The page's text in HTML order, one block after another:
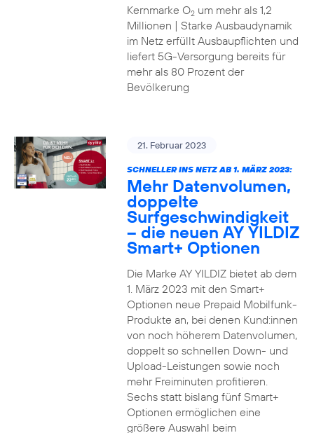
Kernmarke O2um mehr als 1,2
Millionen | Starke Ausbaudynamik
im Netz erfüllt Ausbaupflichten und
liefert 5G-Versorgung bereits für
mehr als 80 Prozent der
Bevölkerung
21. Februar 2023
SCHNELLER INS NETZ AB 1. MÄRZ 2023:
Mehr Datenvolumen,
doppelte
Surfgeschwindigkeit
– die neuen AY YILDIZ
Smart+ Optionen
Die Marke AY YILDIZ bietet ab dem
1. März 2023 mit den Smart+
Optionen neue Prepaid Mobilfunk-
Produkte an, bei denen Kund:innen
von noch höherem Datenvolumen,
doppelt so schnellen Down- und
Upload-Leistungen sowie noch
mehr Freiminuten profitieren.
Sechs statt bislang fünf Smart+
Optionen ermöglichen eine
größere Auswahl beim